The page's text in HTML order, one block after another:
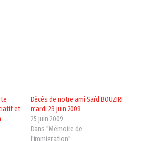
et
Décès de notre ami Saïd BOUZIRI
mardi 23 juin 2009
25 juin 2009
Dans "Mémoire de
l'immigration"